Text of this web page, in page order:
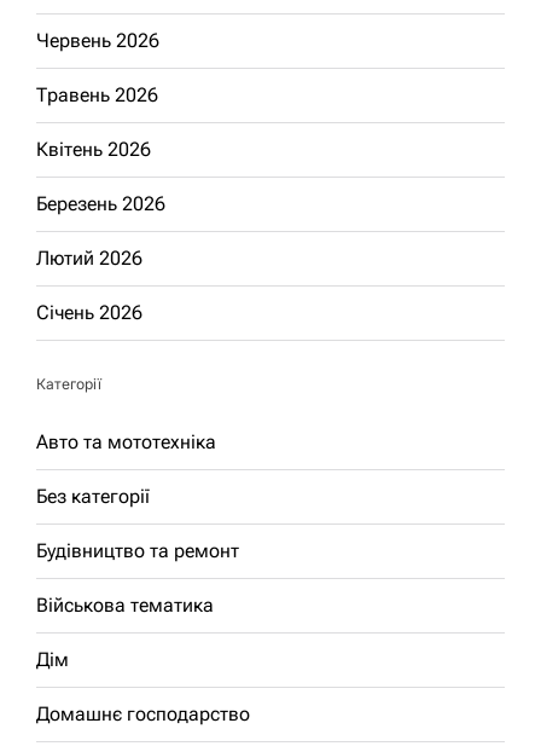
Червень 2026
Травень 2026
Квітень 2026
Березень 2026
Лютий 2026
Січень 2026
Категорії
Авто та мототехніка
Без категорії
Будівництво та ремонт
Військова тематика
Дім
Домашнє господарство